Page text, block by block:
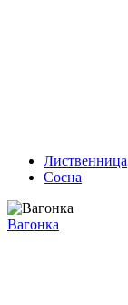
Лиственница
Сосна
Вагонка